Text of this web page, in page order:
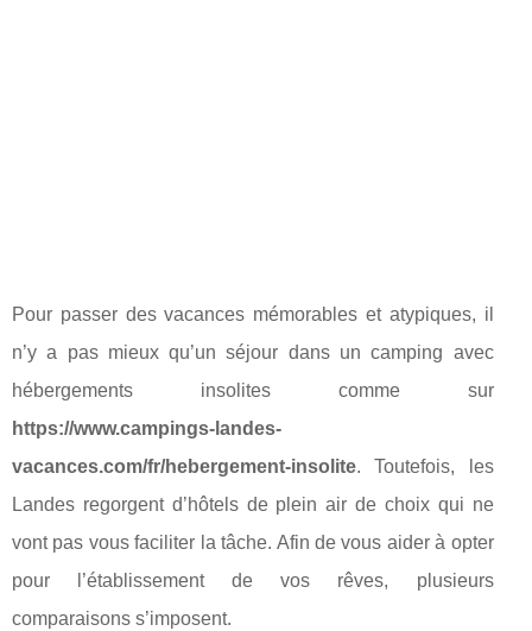
Pour passer des vacances mémorables et atypiques, il
n’y a pas mieux qu’un séjour dans un camping avec
hébergements insolites comme sur
https://www.campings-landes-
vacances.com/fr/hebergement-insolite. Toutefois, les
Landes regorgent d’hôtels de plein air de choix qui ne
vont pas vous faciliter la tâche. Afin de vous aider à opter
pour l’établissement de vos rêves, plusieurs
comparaisons s’imposent.